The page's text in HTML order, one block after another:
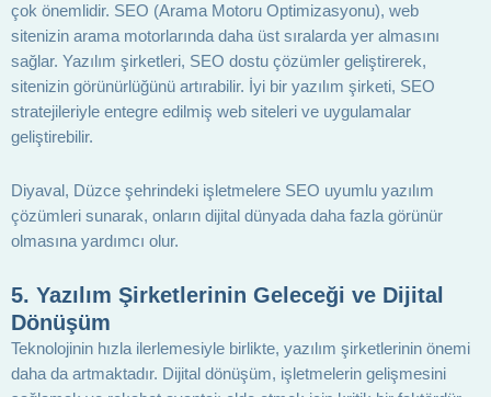
çok önemlidir. SEO (Arama Motoru Optimizasyonu), web
sitenizin arama motorlarında daha üst sıralarda yer almasını
sağlar. Yazılım şirketleri, SEO dostu çözümler geliştirerek,
sitenizin görünürlüğünü artırabilir. İyi bir yazılım şirketi, SEO
stratejileriyle entegre edilmiş web siteleri ve uygulamalar
geliştirebilir.
Diyaval, Düzce şehrindeki işletmelere SEO uyumlu yazılım
çözümleri sunarak, onların dijital dünyada daha fazla görünür
olmasına yardımcı olur.
5. Yazılım Şirketlerinin Geleceği ve Dijital
Dönüşüm
Teknolojinin hızla ilerlemesiyle birlikte, yazılım şirketlerinin önemi
daha da artmaktadır. Dijital dönüşüm, işletmelerin gelişmesini